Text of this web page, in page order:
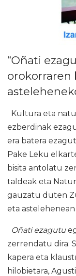
“Oñati
orokorraren
Kultura eta
ezberdinak
era batera
Pake Leku
bisita antolatu
taldeak eta
gauzatu duten
eta
Oñati ezagutu
zerrendatu dira:
kapera eta
hilobietara,